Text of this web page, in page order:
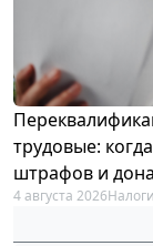
трудовые:
штрафов и
4 августа 2026